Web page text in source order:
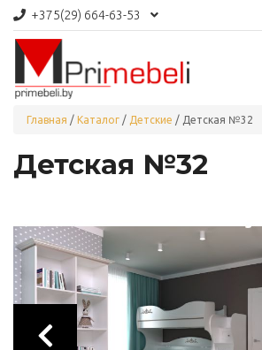
+375(29) 664-63-53
Главная / Каталог / Детские / Детская №32
Детская №32